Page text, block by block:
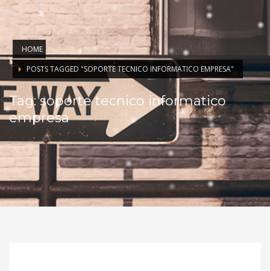
HOME
POSTS TAGGED "SOPORTE TECNICO INFORMATICO EMPRESA"
Tag: soporte tecnico informatico
empresa